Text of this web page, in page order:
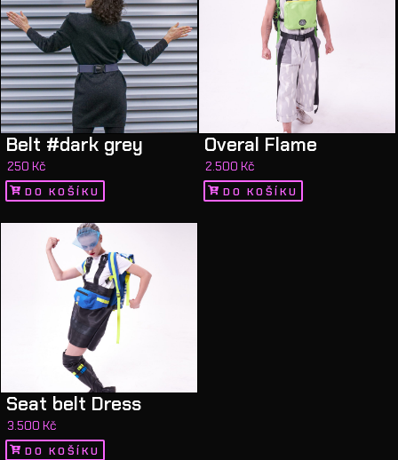
Belt #dark grey
250 Kč
DO KOŠÍKU
Overal Flame
2.500 Kč
DO KOŠÍKU
Seat belt Dress
3.500 Kč
DO KOŠÍKU